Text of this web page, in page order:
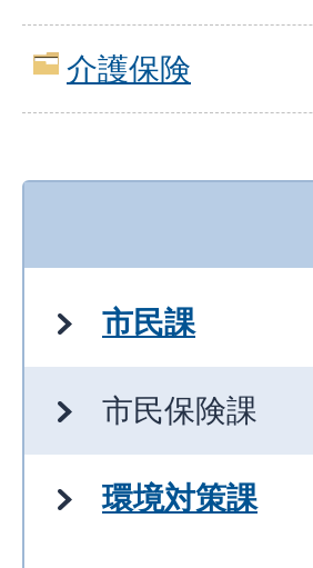
介護保険
市民課
市民保険課
環境対策課